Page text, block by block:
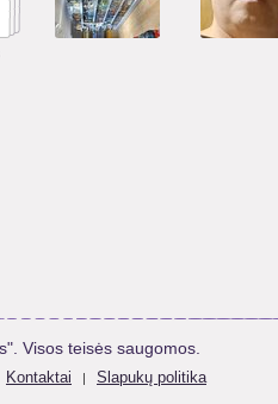
Visos teisės saugomos.
Kontaktai | Slapukų politika